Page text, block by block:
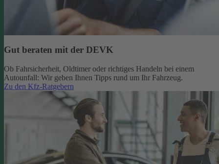
Gut beraten mit der DEVK
Ob Fahrsicherheit, Oldtimer oder richtiges Handeln bei einem
Autounfall: Wir geben Ihnen Tipps rund um Ihr Fahrzeug.
Zu den Kfz-Ratgebern